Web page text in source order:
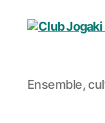
Club
Jogaki
Ensemble,